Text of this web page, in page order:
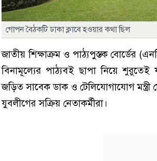
গোপন বৈঠকটি ঢাকা ক্লাবে হওয়ার কথা ছিল
জাতীয় শিক্ষাক্রম ও পাঠ্যপুস্তক বোর্ডের
বিনামূল্যের পাঠ্যবই ছাপা নিয়ে শুরুতেই
জড়িত সাবেক ডাক ও টেলিযোগাযোগ মন্ত্রী
যুবলীগের সক্রিয় নেতাকর্মীরা।